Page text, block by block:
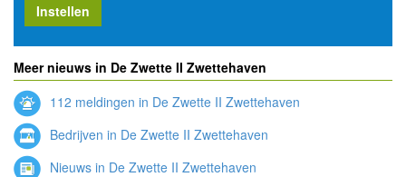
Instellen
Meer nieuws in De Zwette II Zwettehaven
112 meldingen in De Zwette II Zwettehaven
Bedrijven in De Zwette II Zwettehaven
Nieuws in De Zwette II Zwettehaven